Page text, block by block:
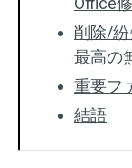
削除/紛
最高の
重要フ
結語